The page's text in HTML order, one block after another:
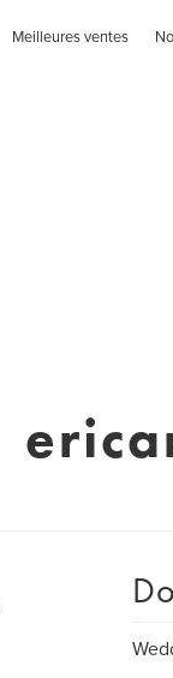
Meilleures ventes